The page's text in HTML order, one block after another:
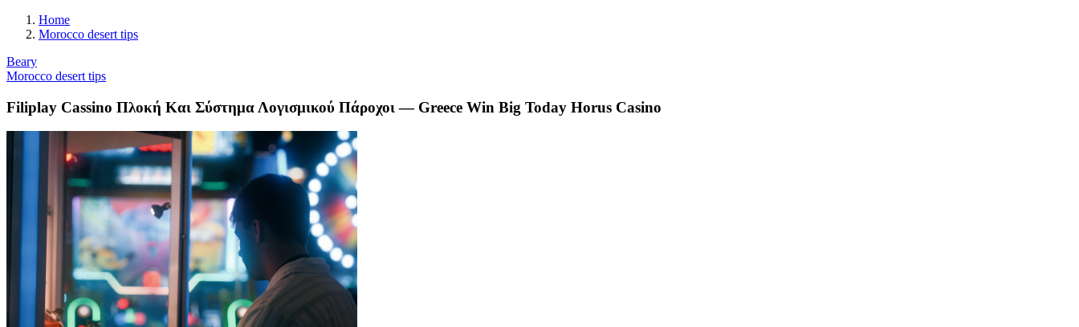
Home
Morocco desert tips
Beary
Morocco desert tips
Filiplay Cassino Πλοκή Και Σύστημα Λογισμικού Πάροχοι — Greece Win Big Today Horus Casino